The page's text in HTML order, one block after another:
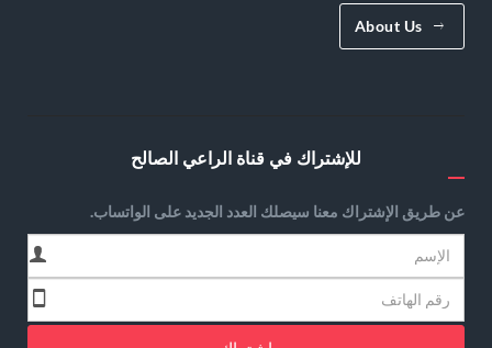
About Us
للإشتراك في قناة الراعي الصالح
عن طريق الإشتراك معنا سيصلك العدد الجديد على الواتساب.